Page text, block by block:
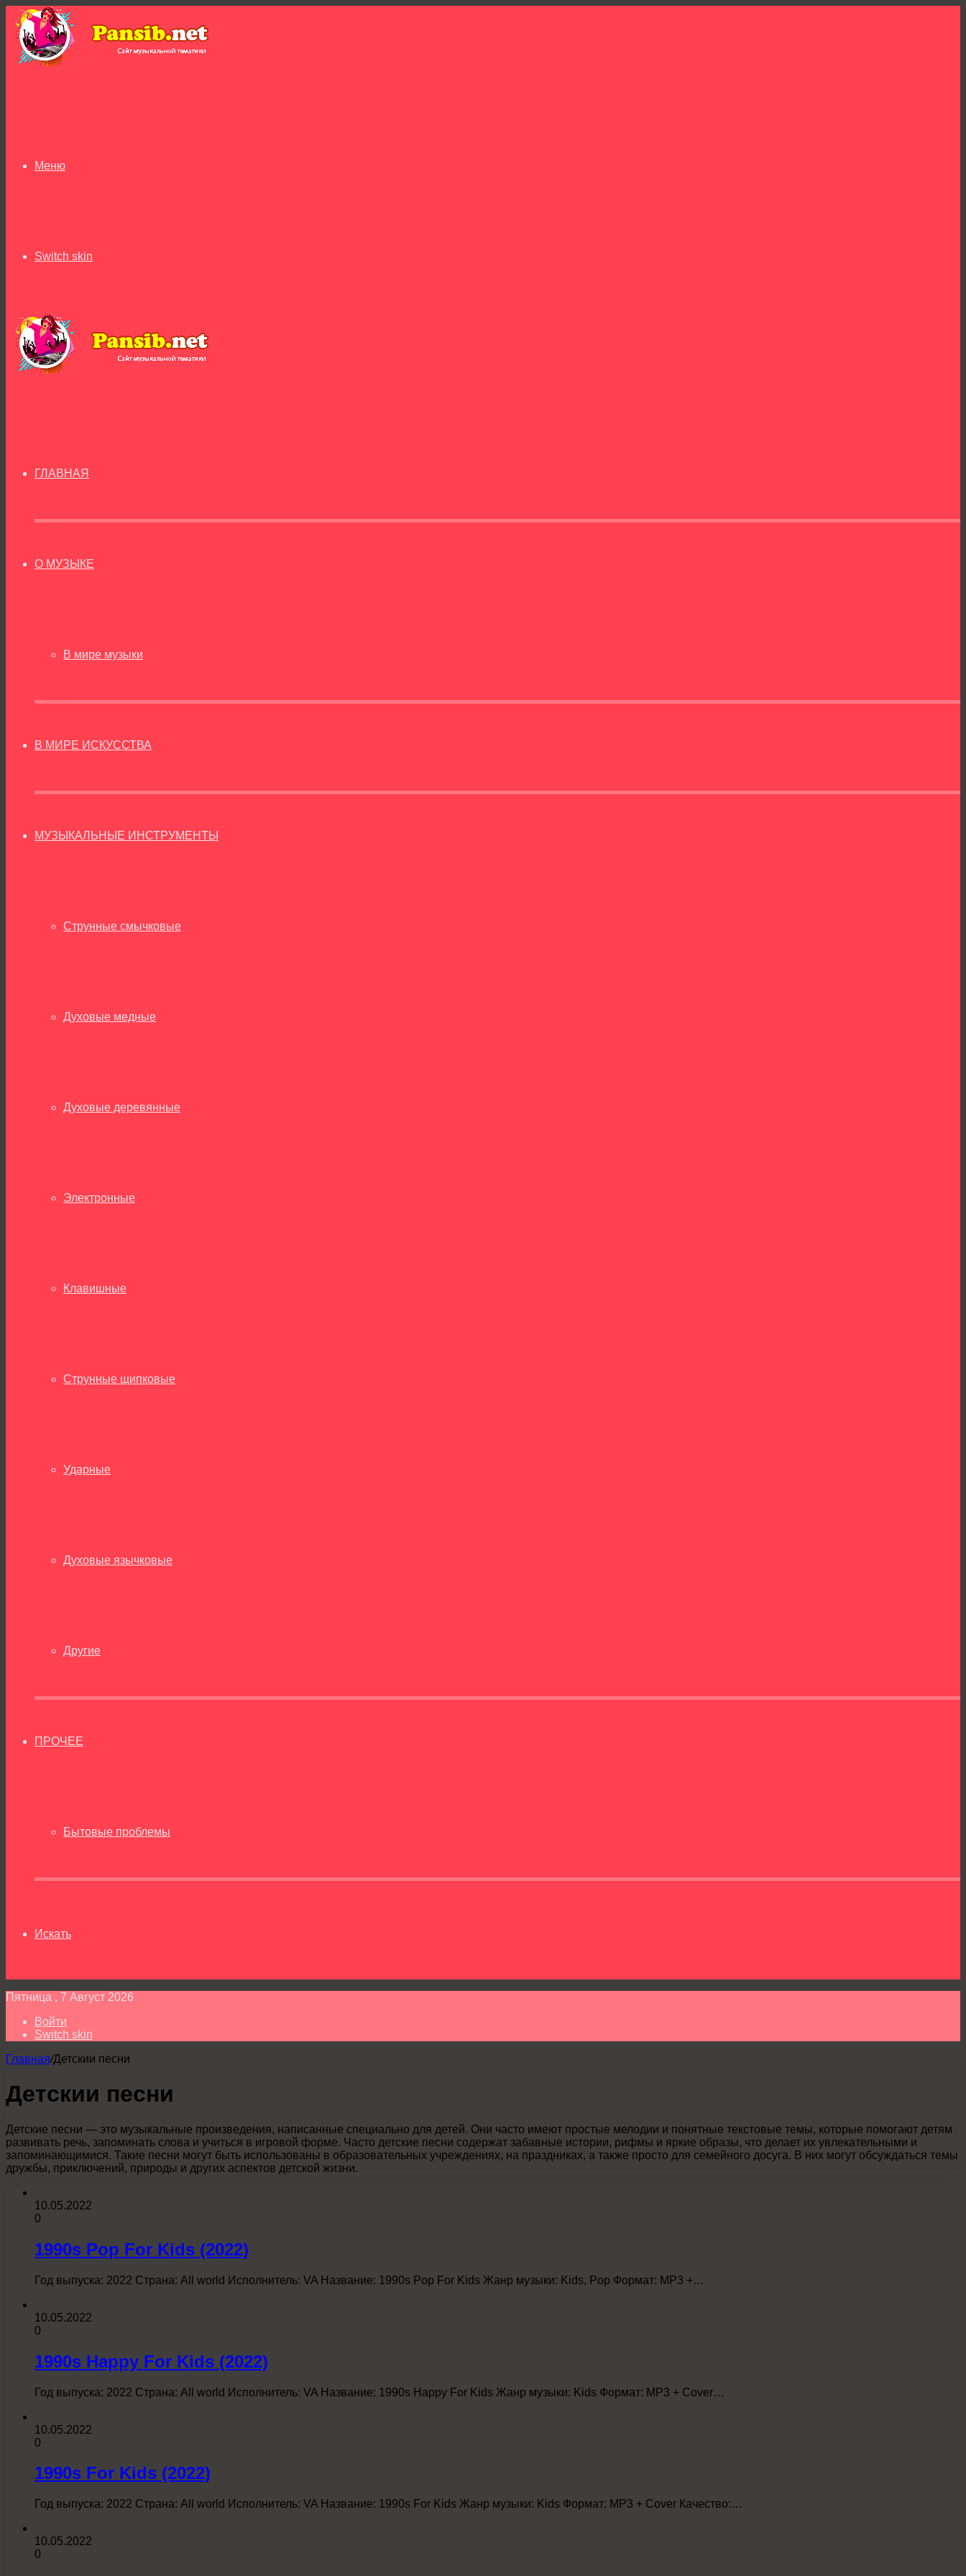
Меню
Switch skin
ГЛАВНАЯ
О МУЗЫКЕ
В мире музыки
В МИРЕ ИСКУССТВА
МУЗЫКАЛЬНЫЕ ИНСТРУМЕНТЫ
Струнные смычковые
Духовые медные
Духовые деревянные
Электронные
Клавишные
Струнные щипковые
Ударные
Духовые язычковые
Другие
ПРОЧЕЕ
Бытовые проблемы
Искать
Пятница , 7 Август 2026
Войти
Switch skin
Главная/Детскии песни
Детскии песни
Детские песни — это музыкальные произведения, написанные специально для детей. Они часто имеют простые мелодии и понятные текстовые темы, которые помогают детям
развивать речь, запоминать слова и учиться в игровой форме. Часто детские песни содержат забавные истории, рифмы и яркие образы, что делает их увлекательными и
запоминающимися. Такие песни могут быть использованы в образовательных учреждениях, на праздниках, а также просто для семейного досуга. В них могут обсуждаться темы
дружбы, приключений, природы и других аспектов детской жизни.
10.05.2022
0
1990s Pop For Kids (2022)
Год выпуска: 2022 Страна: All world Исполнитель: VA Название: 1990s Pop For Kids Жанр музыки: Kids, Pop Формат: MP3 +…
10.05.2022
0
1990s Happy For Kids (2022)
Год выпуска: 2022 Страна: All world Исполнитель: VA Название: 1990s Happy For Kids Жанр музыки: Kids Формат: MP3 + Cover…
10.05.2022
0
1990s For Kids (2022)
Год выпуска: 2022 Страна: All world Исполнитель: VA Название: 1990s For Kids Жанр музыки: Kids Формат: MP3 + Cover Качество:…
10.05.2022
0